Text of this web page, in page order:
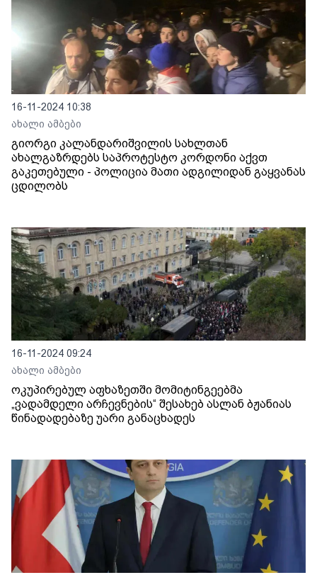
16-11-2024 10:38
ახალი ამბები
გიორგი კალანდარიშვილის სახლთან
ახალგაზრდებს საპროტესტო კორდონი აქვთ
გაკეთებული - პოლიცია მათი ადგილიდან გაყვანას
ცდილობს
16-11-2024 09:24
ახალი ამბები
ოკუპირებულ აფხაზეთში მომიტინგეებმა
„ვადამდელი არჩევნების“ შესახებ ასლან ბჟანიას
წინადადებაზე უარი განაცხადეს